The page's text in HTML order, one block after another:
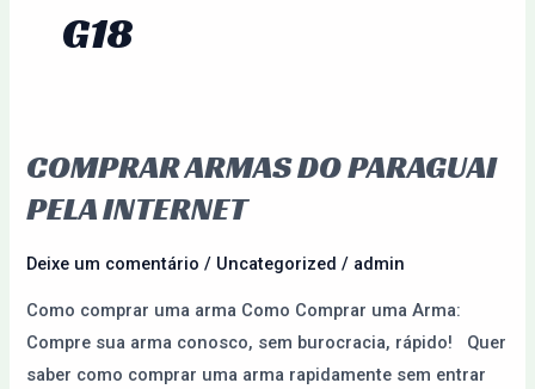
G18
COMPRAR ARMAS DO PARAGUAI
PELA INTERNET
Deixe um comentário / Uncategorized / admin
Como comprar uma arma Como Comprar uma Arma:
Compre sua arma conosco, sem burocracia, rápido! Quer
saber como comprar uma arma rapidamente sem entrar
Comprar
do
Paraguai
Internet